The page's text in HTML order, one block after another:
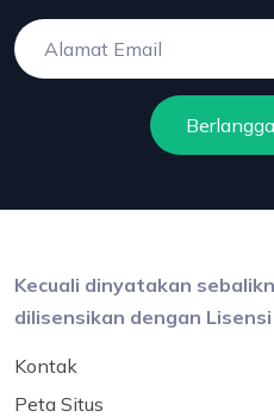
Kecuali dinyatakan
dilisensikan dengan
Kontak
Peta Situs